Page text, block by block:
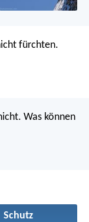
fürchten.
Was können
Schutz